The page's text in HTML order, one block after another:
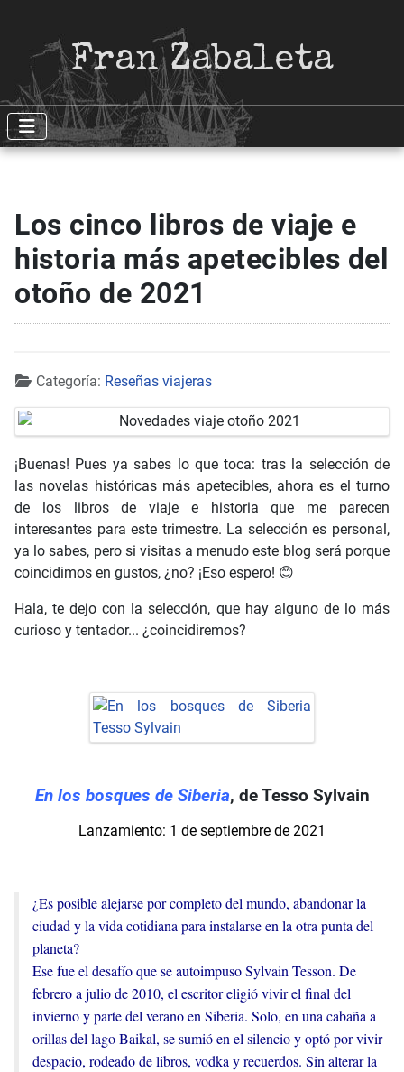
Fran Zabaleta
Los cinco libros de viaje e
historia más apetecibles del
otoño de 2021
Detalles
Categoría: Reseñas viajeras
¡Buenas! Pues ya sabes lo que toca: tras la selección de
las novelas históricas más apetecibles, ahora es el turno
de los libros de viaje e historia que me parecen
interesantes para este trimestre. La selección es personal,
ya lo sabes, pero si visitas a menudo este blog será porque
coincidimos en gustos, ¿no? ¡Eso espero! 😊
Hala, te dejo con la selección, que hay alguno de lo más
curioso y tentador... ¿coincidiremos?
En los bosques de Siberia, de Tesso Sylvain
Lanzamiento: 1 de septiembre de 2021
¿Es posible alejarse por completo del mundo, abandonar la
ciudad y la vida cotidiana para instalarse en la otra punta del
planeta?
Ese fue el desafío que se autoimpuso Sylvain Tesson. De
febrero a julio de 2010, el escritor eligió vivir el final del
invierno y parte del verano en Siberia. Solo, en una cabaña a
orillas del lago Baikal, se sumió en el silencio y optó por vivir
despacio, rodeado de libros, vodka y recuerdos. Sin alterar la